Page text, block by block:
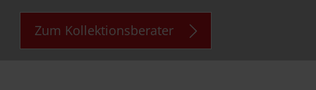
Zum Kollektionsberater